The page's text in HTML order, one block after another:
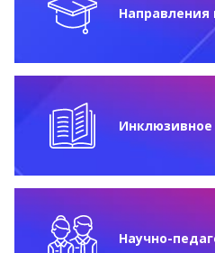
Направления
Инклюзивное
Научно-